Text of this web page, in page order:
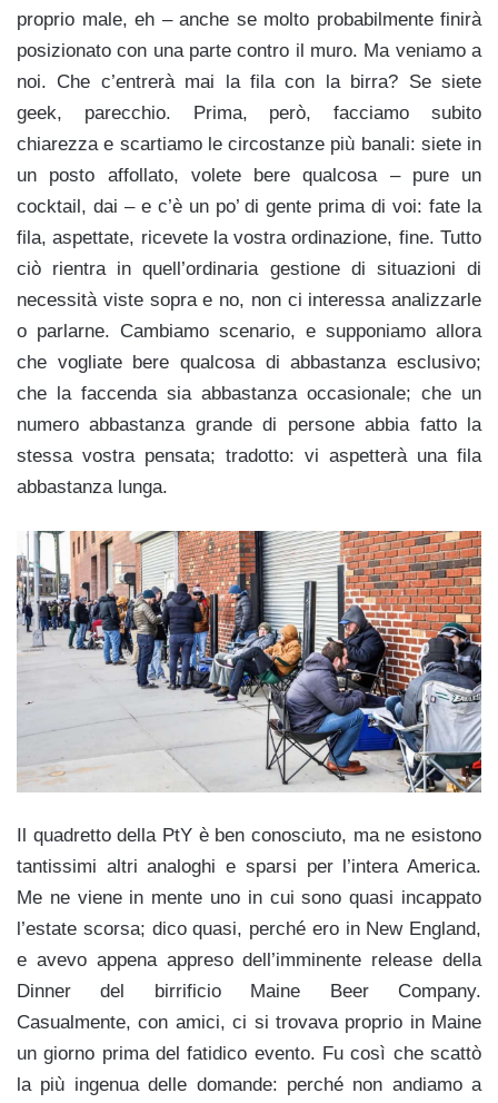
proprio male, eh – anche se molto probabilmente finirà
posizionato con una parte contro il muro. Ma veniamo a
noi. Che c’entrerà mai la fila con la birra? Se siete
geek, parecchio. Prima, però, facciamo subito
chiarezza e scartiamo le circostanze più banali: siete in
un posto affollato, volete bere qualcosa – pure un
cocktail, dai – e c’è un po’ di gente prima di voi: fate la
fila, aspettate, ricevete la vostra ordinazione, fine. Tutto
ciò rientra in quell’ordinaria gestione di situazioni di
necessità viste sopra e no, non ci interessa analizzarle
o parlarne. Cambiamo scenario, e supponiamo allora
che vogliate bere qualcosa di abbastanza esclusivo;
che la faccenda sia abbastanza occasionale; che un
numero abbastanza grande di persone abbia fatto la
stessa vostra pensata; tradotto: vi aspetterà una fila
abbastanza lunga.
Il quadretto della PtY è ben conosciuto, ma ne esistono
tantissimi altri analoghi e sparsi per l’intera America.
Me ne viene in mente uno in cui sono quasi incappato
l’estate scorsa; dico quasi, perché ero in New England,
e avevo appena appreso dell’imminente release della
Dinner del birrificio Maine Beer Company.
Casualmente, con amici, ci si trovava proprio in Maine
un giorno prima del fatidico evento. Fu così che scattò
la più ingenua delle domande: perché non andiamo a